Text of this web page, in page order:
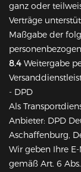
ganz oder
Verträge
Maßgabe der
8.4 Weitergabe
- DPD
Als
Anbieter: DPD
Aschaffenburg,
Wir geben Ihre
gemäß Art. 6